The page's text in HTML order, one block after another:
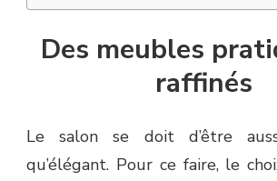
Des meubles
raffinés
Le salon se doit d’être
qu’élégant. Pour ce faire, le